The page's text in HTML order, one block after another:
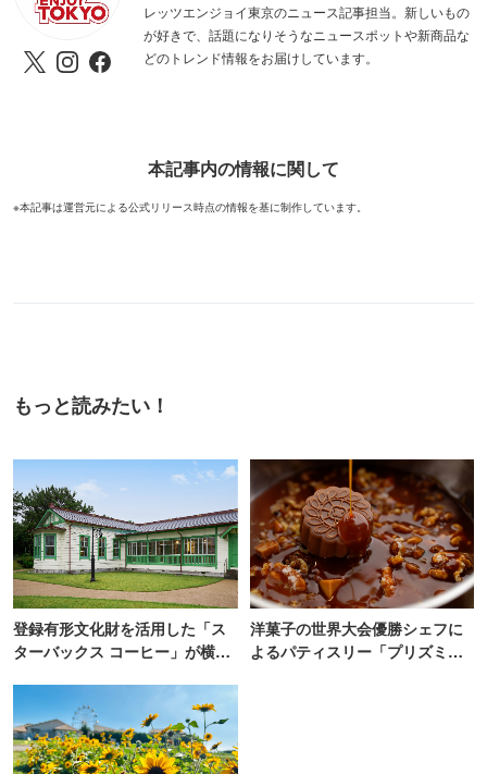
レッツエンジョイ東京のニュース記事担当。新しいもの
が好きで、話題になりそうなニュースポットや新商品な
どのトレンド情報をお届けしています。
本記事内の情報に関して
※本記事は運営元による公式リリース時点の情報を基に制作しています。
もっと読みたい！
登録有形文化財を活用した「ス
ターバックス コーヒー」が横
洋菓子の世界大会優勝シェフに
よるパティスリー「プリズミッ